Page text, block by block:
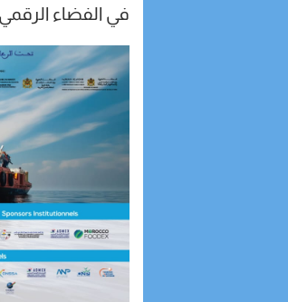
في الفضاء